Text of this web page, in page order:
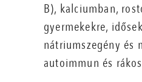
B), kalciumban,
gyermekekre,
nátriumszegény és
autoimmun és